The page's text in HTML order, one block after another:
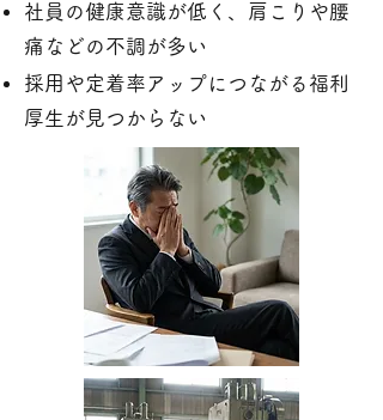
社員の健康意識が低く、肩こりや腰
痛などの不調が多い
採用や定着率アップにつながる福利
厚生が見つからない